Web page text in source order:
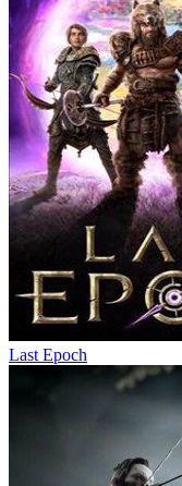
Last Epoch